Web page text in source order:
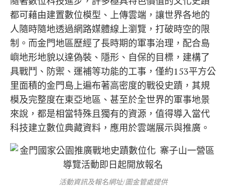
都可藉由建置數位模型、上傳雲端，讓世界各地的
人隨時隨地透過網路媒體線上瀏覽，打破時空的限
制。而金門地區歷經了長時期的軍事治理，配合島
嶼地形地貌以達偽裝、隱形、自保的目標，建構了
具戰鬥、防禦、運補等功能的工事，僅約153平方公
里面積的金門島上遍布著高密度的戰役史蹟，其規
模及完整度在東亞地區、甚至於全世界的軍事地景
來說，都是相當特殊且獨有的資源，值得導入當代
科技建立數位典藏資料，應用於雲端展示與推廣。
活動資訊及報名網址/圖金管處提供